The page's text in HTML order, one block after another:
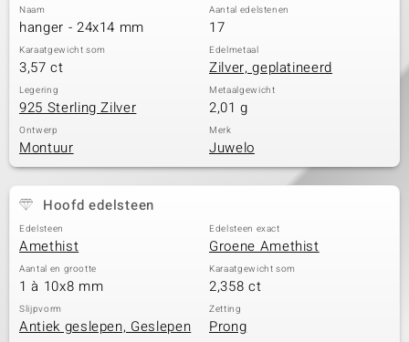
Naam
hanger - 24x14 mm
Aantal edelstenen
17
Karaatgewicht som
3,57 ct
Edelmetaal
Zilver, geplatineerd
Legering
925 Sterling Zilver
Metaalgewicht
2,01 g
Ontwerp
Montuur
Merk
Juwelo
Hoofd edelsteen
Edelsteen
Amethist
Edelsteen exact
Groene Amethist
Aantal en grootte
1 à 10x8 mm
Karaatgewicht som
2,358 ct
Slijpvorm
Antiek geslepen, Geslepen
Zetting
Prong